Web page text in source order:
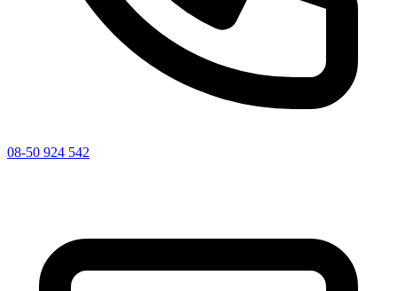
08-50 924 542